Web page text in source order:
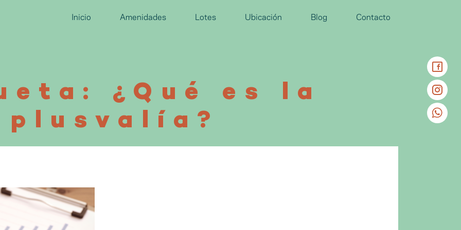
Inicio Amenidades Lotes Ubicación Blog Contacto
¿Qué es la
plusvalía?